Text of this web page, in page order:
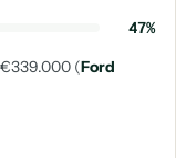
47%
(Ford